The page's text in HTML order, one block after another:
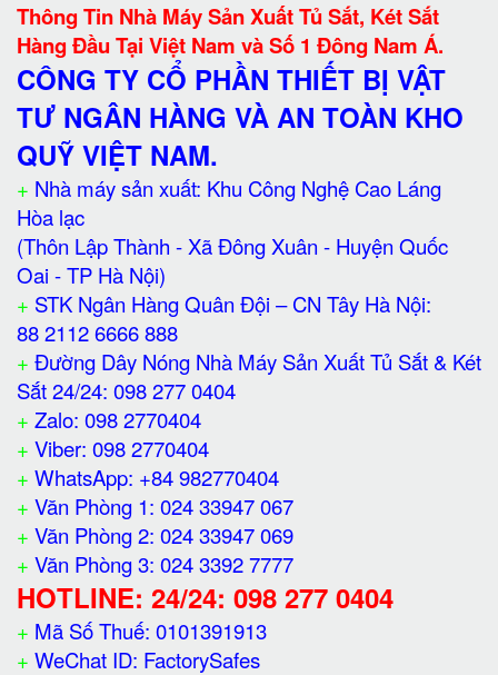
Thông Tin Nhà Máy Sản Xuất Tủ Sắt, Két Sắt
Hàng Đầu Tại Việt Nam và Số 1 Đông Nam Á.
CÔNG TY CỔ PHẦN THIẾT BỊ VẬT
TƯ NGÂN HÀNG VÀ AN TOÀN KHO
QUỸ VIỆT NAM.
+ Nhà máy sản xuất: Khu Công Nghệ Cao Láng
Hòa lạc
(Thôn Lập Thành - Xã Đông Xuân - Huyện Quốc
Oai - TP Hà Nội)
+ STK Ngân Hàng Quân Đội – CN Tây Hà Nội:
88 2112 6666 888
+ Đường Dây Nóng Nhà Máy Sản Xuất Tủ Sắt & Két
Sắt 24/24: 098 277 0404
+ Zalo: 098 2770404
+ Viber: 098 2770404
+ WhatsApp: +84 982770404
+ Văn Phòng 1: 024 33947 067
+ Văn Phòng 2: 024 33947 069
+ Văn Phòng 3: 024 3392 7777
HOTLINE: 24/24: 098 277 0404
+ Mã Số Thuế: 0101391913
+ WeChat ID: FactorySafes